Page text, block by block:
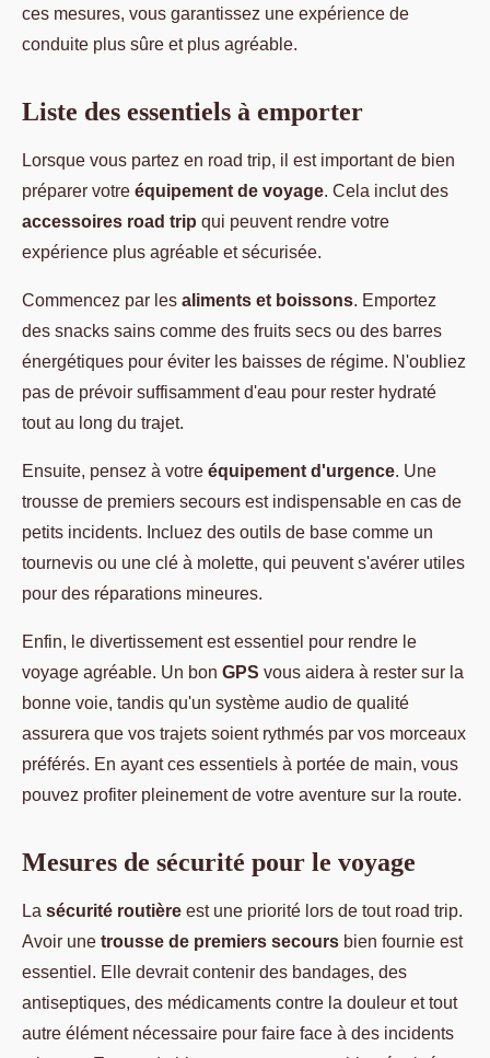
ces mesures, vous garantissez une expérience de
conduite plus sûre et plus agréable.
Liste des essentiels à emporter
Lorsque vous partez en road trip, il est important de bien
préparer votre équipement de voyage. Cela inclut des
accessoires road trip qui peuvent rendre votre
expérience plus agréable et sécurisée.
Commencez par les aliments et boissons. Emportez
des snacks sains comme des fruits secs ou des barres
énergétiques pour éviter les baisses de régime. N'oubliez
pas de prévoir suffisamment d'eau pour rester hydraté
tout au long du trajet.
Ensuite, pensez à votre équipement d'urgence. Une
trousse de premiers secours est indispensable en cas de
petits incidents. Incluez des outils de base comme un
tournevis ou une clé à molette, qui peuvent s'avérer utiles
pour des réparations mineures.
Enfin, le divertissement est essentiel pour rendre le
voyage agréable. Un bon GPS vous aidera à rester sur la
bonne voie, tandis qu'un système audio de qualité
assurera que vos trajets soient rythmés par vos morceaux
préférés. En ayant ces essentiels à portée de main, vous
pouvez profiter pleinement de votre aventure sur la route.
Mesures de sécurité pour le voyage
La sécurité routière est une priorité lors de tout road trip.
Avoir une trousse de premiers secours bien fournie est
essentiel. Elle devrait contenir des bandages, des
antiseptiques, des médicaments contre la douleur et tout
autre élément nécessaire pour faire face à des incidents